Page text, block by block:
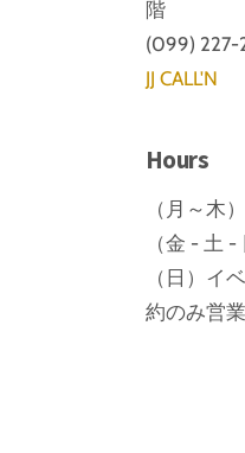
階
(099) 227-
JJ CALL'N
Hours
（月～木
（金 - 土
（日）イ
約のみ営業